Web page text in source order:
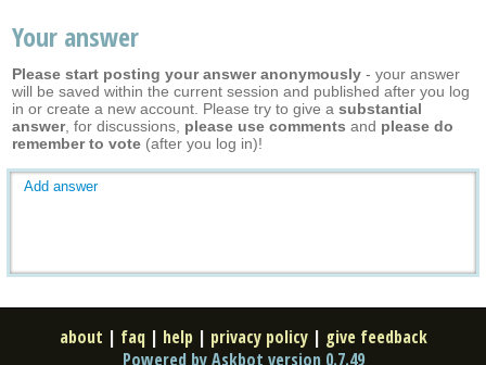
Your answer
Please start posting your answer anonymously - your answer
will be saved within the current session and published after you log
in or create a new account. Please try to give a substantial
answer, for discussions, please use comments and please do
remember to vote (after you log in)!
Add answer
about | faq| help | privacy policy| give feedback
Powered by Askbot version 0.7.49